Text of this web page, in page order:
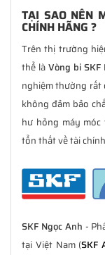
TẠI SAO NÊN
CHÍNH HÃNG ?
Trên thị trường
thể làVòng bi SKF
nghiệm thường rất
không đảm bảo
hư hỏng máy
tổn thất về tài
SKF Ngọc Anh -
tại Việt Nam (SKF